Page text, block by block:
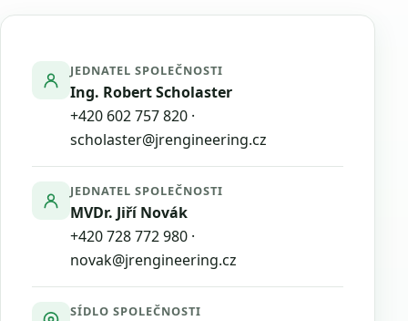
JEDNATEL SPOLEČNOSTI
Ing. Robert Scholaster
+420 602 757 820 ·
scholaster@jrengineering.cz
JEDNATEL SPOLEČNOSTI
MVDr. Jiří Novák
+420 728 772 980 ·
novak@jrengineering.cz
SÍDLO SPOLEČNOSTI